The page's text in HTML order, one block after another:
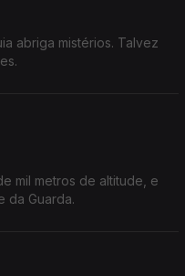
abriga mistérios. Talvez
mil metros de altitude, e
da Guarda.